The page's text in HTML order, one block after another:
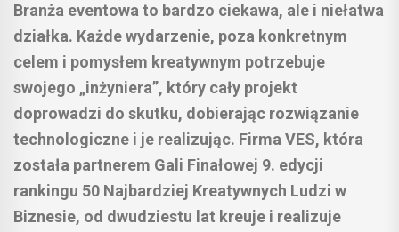
Branża eventowa to bardzo ciekawa, ale i niełatwa
działka. Każde wydarzenie, poza konkretnym
celem i pomysłem kreatywnym potrzebuje
swojego „inżyniera”, który cały projekt
doprowadzi do skutku, dobierając rozwiązanie
technologiczne i je realizując. Firma VES, która
została partnerem Gali Finałowej 9. edycji
rankingu 50 Najbardziej Kreatywnych Ludzi w
Biznesie, od dwudziestu lat kreuje i realizuje